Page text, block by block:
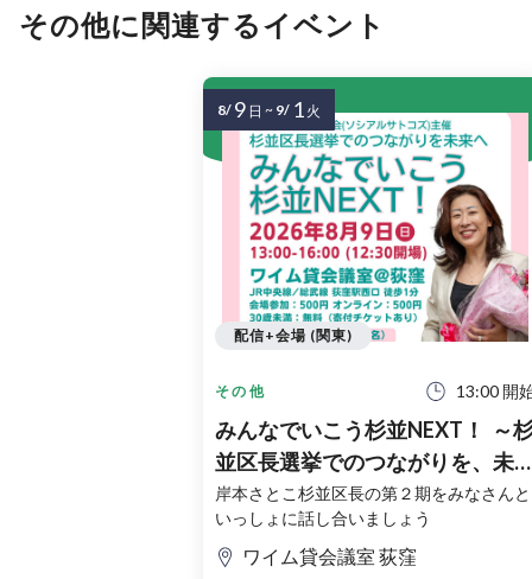
その他に関連するイベント
その他 13:00 開
みんなでいこう杉並NEXT！ ～
並区長選挙でのつながりを、未
へ～
岸本さとこ杉並区長の第２期をみなさんと
いっしょに話し合いましょう
ワイム貸会議室 荻窪
配信+会場 (関東)
8/ 9 日 ~ 9/ 1 火